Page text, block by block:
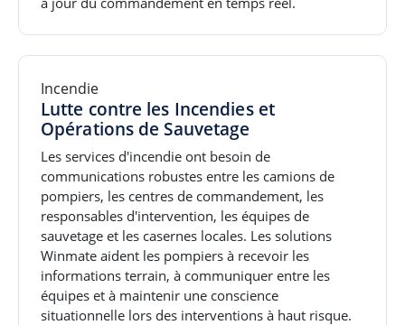
Incendie
Lutte contre les Incendies et
Opérations de Sauvetage
Les services d'incendie ont besoin de
communications robustes entre les camions de
pompiers, les centres de commandement, les
responsables d'intervention, les équipes de
sauvetage et les casernes locales. Les solutions
Winmate aident les pompiers à recevoir les
informations terrain, à communiquer entre les
équipes et à maintenir une conscience
situationnelle lors des interventions à haut risque.